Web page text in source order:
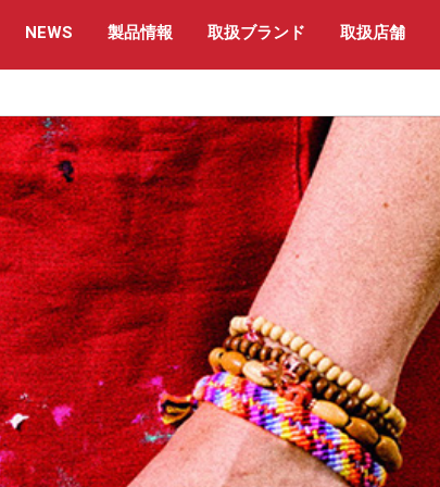
NEWS 製品情報 取扱ブランド 取扱店舗